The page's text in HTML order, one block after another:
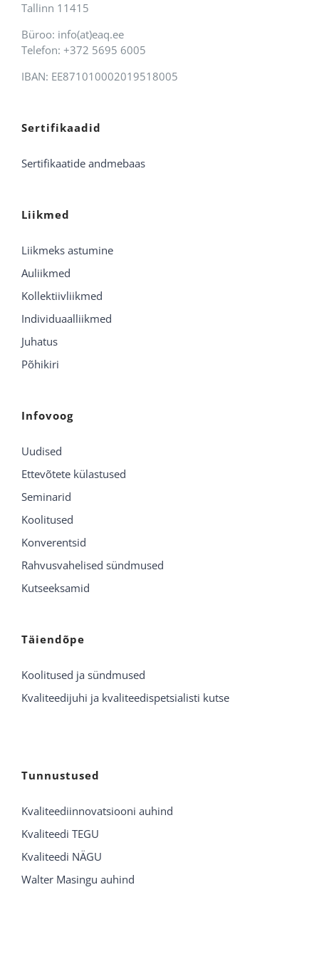
Tallinn 11415
Büroo: info(at)eaq.ee
Telefon: +372 5695 6005
IBAN: EE871010002019518005
Sertifikaadid
Sertifikaatide andmebaas
Liikmed
Liikmeks astumine
Auliikmed
Kollektiivliikmed
Individuaalliikmed
Juhatus
Põhikiri
Infovoog
Uudised
Ettevõtete külastused
Seminarid
Koolitused
Konverentsid
Rahvusvahelised sündmused
Kutseeksamid
Täiendõpe
Koolitused ja sündmused
Kvaliteedijuhi ja kvaliteedispetsialisti kutse
Tunnustused
Kvaliteediinnovatsiooni auhind
Kvaliteedi TEGU
Kvaliteedi NÄGU
Walter Masingu auhind